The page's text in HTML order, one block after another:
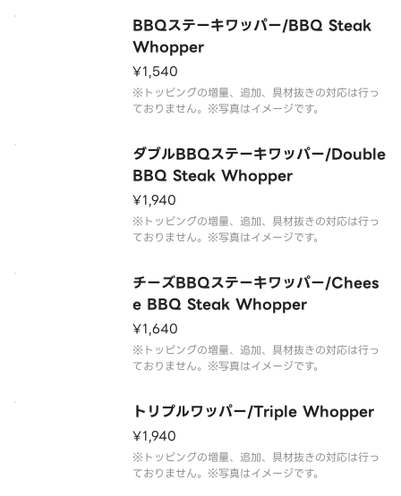
BBQステーキワッパー/BBQ Steak
Whopper
¥1,540
※トッピングの増量、追加、具材抜きの対応は行っ
ておりません。※写真はイメージです。
ダブルBBQステーキワッパー/Double
BBQ Steak Whopper
¥1,940
※トッピングの増量、追加、具材抜きの対応は行っ
ておりません。※写真はイメージです。
チーズBBQステーキワッパー/Chees
e BBQ Steak Whopper
¥1,640
※トッピングの増量、追加、具材抜きの対応は行っ
ておりません。※写真はイメージです。
トリプルワッパー/Triple Whopper
¥1,940
※トッピングの増量、追加、具材抜きの対応は行っ
ておりません。※写真はイメージです。